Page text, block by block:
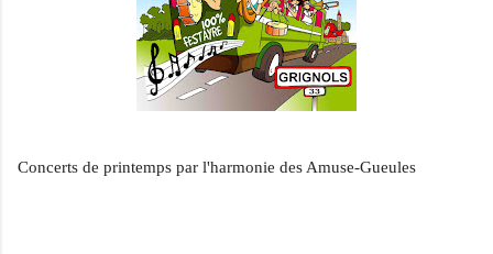
Concerts de printemps par l'harmonie des Amuse-Gueules